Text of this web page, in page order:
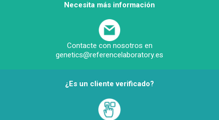
Necesita más información
Contacte con nosotros en
genetics@referencelaboratory.es
¿Es un cliente verificado?